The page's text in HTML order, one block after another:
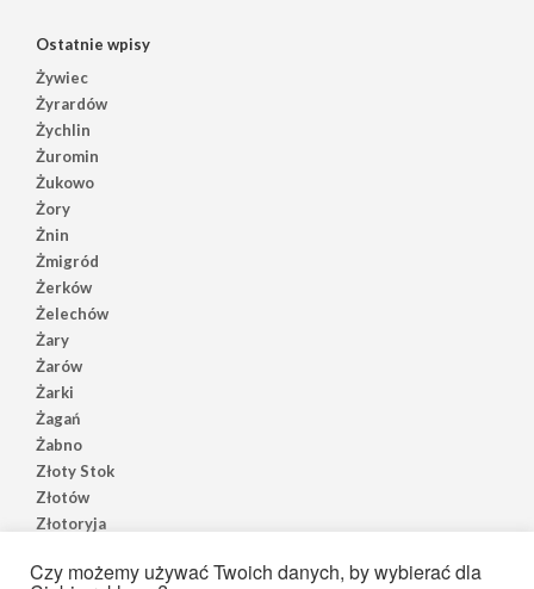
Ostatnie wpisy
Żywiec
Żyrardów
Żychlin
Żuromin
Żukowo
Żory
Żnin
Żmigród
Żerków
Żelechów
Żary
Żarów
Żarki
Żagań
Żabno
Złoty Stok
Złotów
Złotoryja
Złocieniec
Czy możemy używać Twoich danych, by wybierać dla